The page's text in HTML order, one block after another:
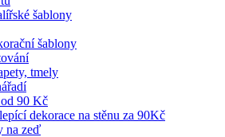
šablony
šablony
tmely
od 90 Kč
dekorace na stěnu za 90Kč
na zeď